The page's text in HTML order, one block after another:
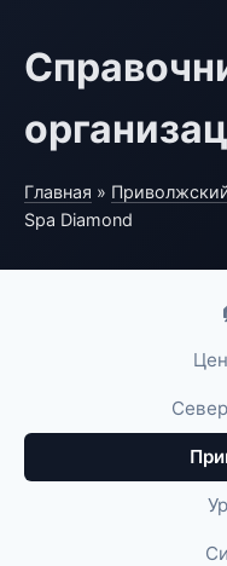
Главная »
Spa Diamond